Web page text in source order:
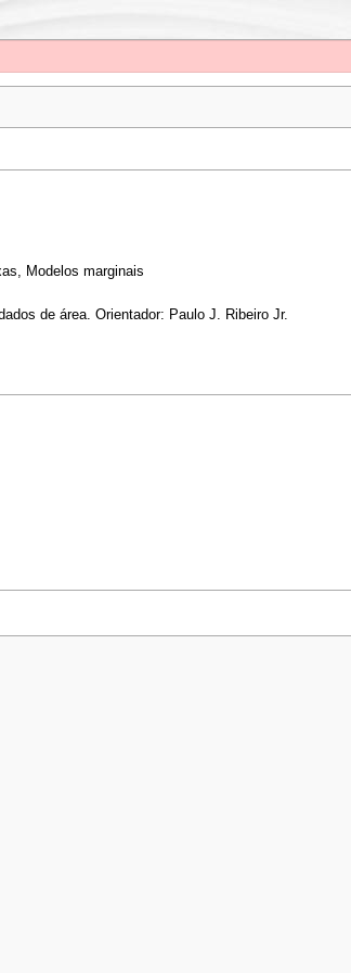
Modelos marginais
de área. Orientador: Paulo J. Ribeiro Jr.